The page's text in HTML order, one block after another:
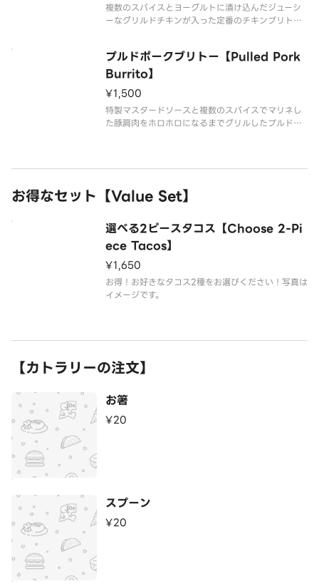
複数のスパイスとヨーグルトに漬け込んだジューシ
ーなグリルドチキンが入った定番のチキンブリト
入ってボリューム満点！
プルドポークブリトー【Pulled Pork
Burrito】
¥1,500
特製マスタードソースと複数のスパイスでマリネし
た豚肩肉をホロホロになるまでグリルしたプルドポ
お得なセット【Value Set】
選べる2ピースタコス【Choose 2-Pi
ece Tacos】
¥1,650
お得！お好きなタコス2種をお選びください！写真は
イメージです。
【カトラリーの注文】
お箸
¥20
スプーン
¥20